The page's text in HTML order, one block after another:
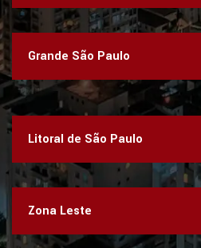
Grande São Paulo
Litoral de São Paulo
Zona Leste